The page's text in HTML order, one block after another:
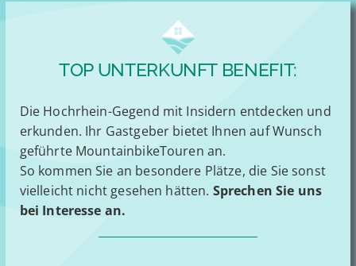
TOP UNTERKUNFT BENEFIT:
Die Hochrhein-Gegend mit Insidern entdecken und
erkunden. Ihr Gastgeber bietet Ihnen auf Wunsch
geführte MountainbikeTouren an.
So kommen Sie an besondere Plätze, die Sie sonst
vielleicht nicht gesehen hätten. Sprechen Sie uns
bei Interesse an.